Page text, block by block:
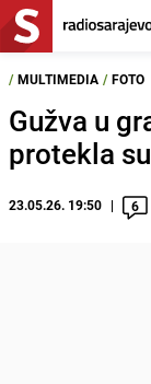
/ MULTIMEDIA / FOTO
Gužva u
protekla
23.05.26. 19:50 6